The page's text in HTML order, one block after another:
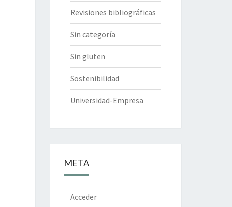
Revisiones bibliográficas
Sin categoría
Sin gluten
Sostenibilidad
Universidad-Empresa
META
Acceder